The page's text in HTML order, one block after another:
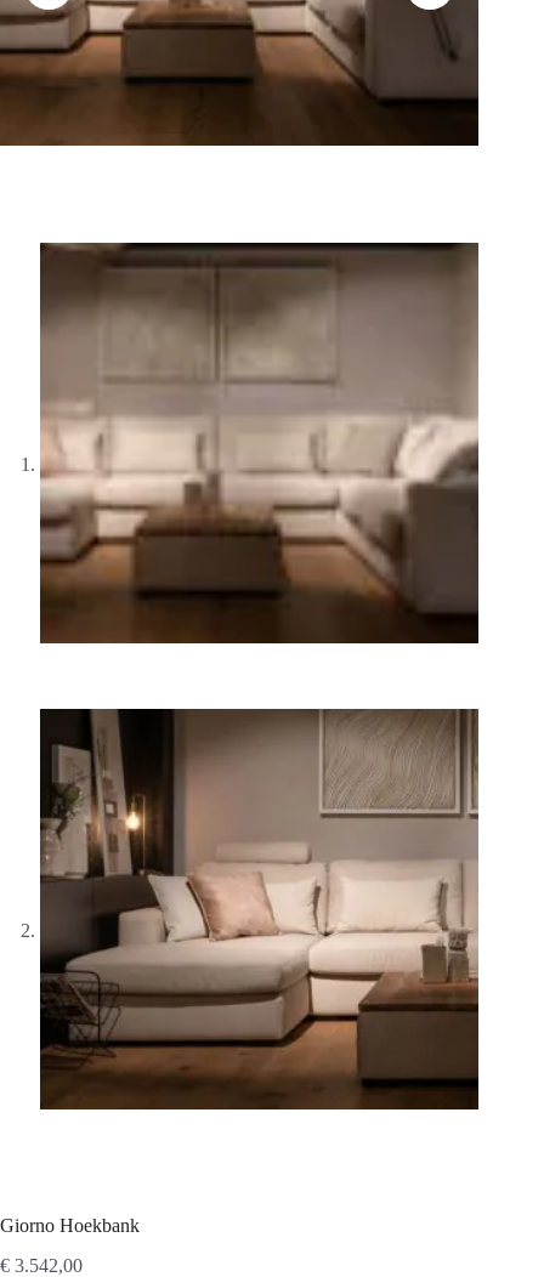
Giorno Hoekbank
€ 3.542,00